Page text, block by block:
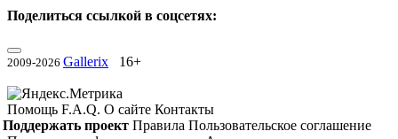
Поделиться ссылкой в соцсетях:
2009-2026 Gallerix 16+
Помощь F.A.Q. О сайте Контакты
Поддержать проект Правила Пользовательское соглашение